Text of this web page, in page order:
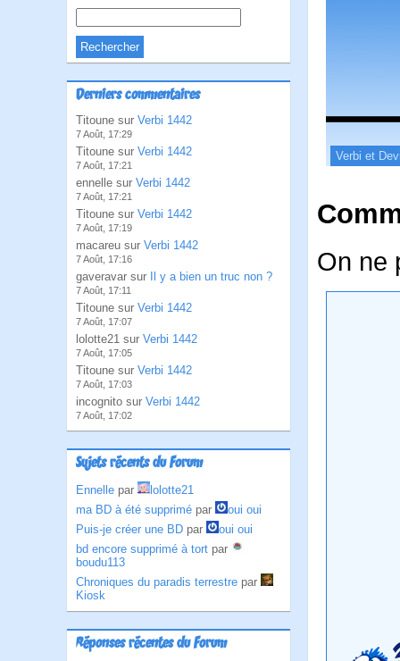
Derniers commentaires
Titoune sur Verbi 1442
7 Août, 17:29
Titoune sur Verbi 1442
7 Août, 17:21
ennelle sur Verbi 1442
7 Août, 17:21
Titoune sur Verbi 1442
7 Août, 17:19
macareu sur Verbi 1442
7 Août, 17:16
gaveravar sur Il y a bien un truc non ?
7 Août, 17:11
Titoune sur Verbi 1442
7 Août, 17:07
lolotte21 sur Verbi 1442
7 Août, 17:05
Titoune sur Verbi 1442
7 Août, 17:03
incognito sur Verbi 1442
7 Août, 17:02
Sujets récents du Forum
Ennelle par
lolotte21
ma BD à été supprimé par
oui oui
Puis-je créer une BD par
oui oui
bd encore supprimé à tort par
boudu113
Chroniques du paradis terrestre par
Kiosk
Réponses récentes du Forum
Verbi et
On ne